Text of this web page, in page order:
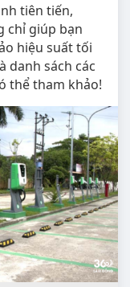
tiên tiến,
chỉ giúp bạn
hiệu suất tối
danh sách các
thể tham khảo!